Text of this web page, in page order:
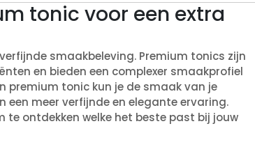
tonic voor een extra
smaakbeleving. Premium tonics zijn
en bieden een complexer smaakprofiel
premium tonic kun je de smaak van je
een meer verfijnde en elegante ervaring.
te ontdekken welke het beste past bij jouw